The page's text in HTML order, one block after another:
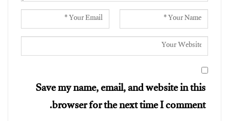
Save my name, email, and website in this
browser for the next time I comment.